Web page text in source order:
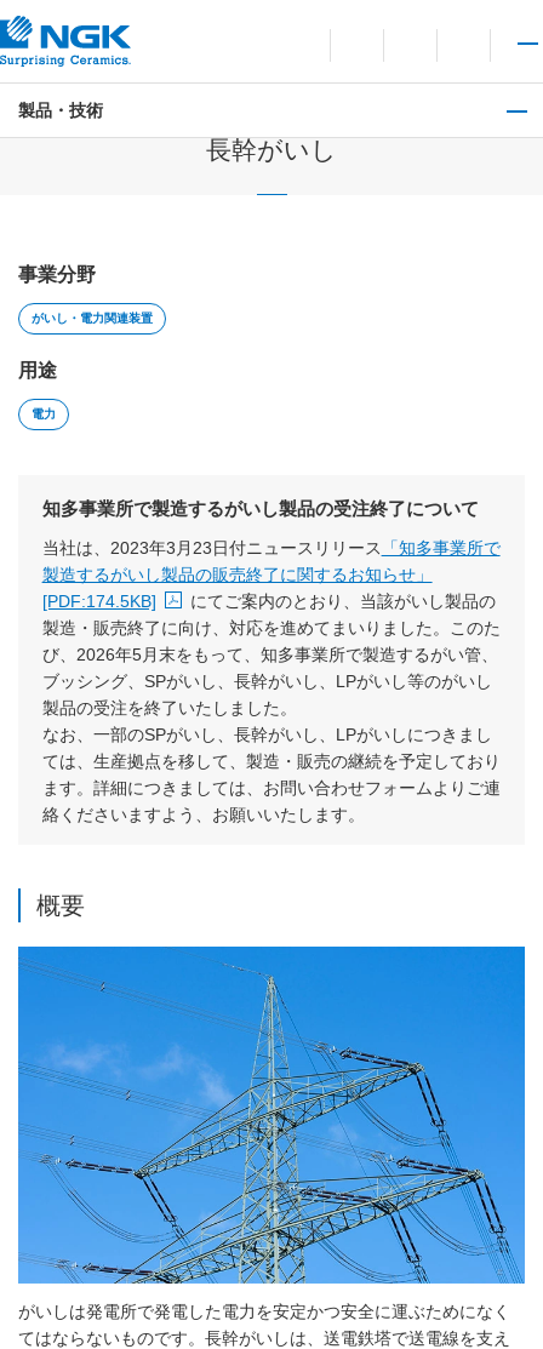
言語切り替えメニュー
サイト内検索を開
お問い合わせ
メイ
製品・技術
長幹がいし
事業分野
がいし・電力関連装置
用途
電力
知多事業所で製造するがいし製品の受注終了について
当社は、2023年3月23日付ニュースリリース 「知多事業所で
製造するがいし製品の販売終了に関するお知らせ」
[PDF:174.5KB]
PDFファイルが新規ウィンドウで開きます
にてご案内のとおり、当該がいし製品の
製造・販売終了に向け、対応を進めてまいりました。このた
び、2026年5月末をもって、知多事業所で製造するがい管、
ブッシング、SPがいし、長幹がいし、LPがいし等のがいし
製品の受注を終了いたしました。
なお、一部のSPがいし、長幹がいし、LPがいしにつきまし
ては、生産拠点を移して、製造・販売の継続を予定しており
ます。詳細につきましては、お問い合わせフォームよりご連
絡くださいますよう、お願いいたします。
概要
がいしは発電所で発電した電力を安定かつ安全に運ぶためになく
てはならないものです。長幹がいしは、送電鉄塔で送電線を支え